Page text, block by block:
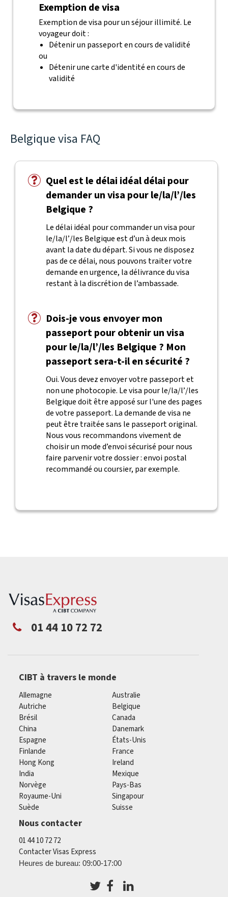
Exemption de visa
Exemption de visa pour un séjour illimité. Le
voyageur doit :
Détenir un passeport en cours de validité
ou
Détenir une carte d'identité en cours de
validité
Belgique visa FAQ
Quel est le délai idéal délai pour
demander un visa pour le/la/l’/les
Belgique ?
Le délai idéal pour commander un visa pour
le/la/l’/les Belgique est d’un à deux mois
avant la date du départ. Si vous ne disposez
pas de ce délai, nous pouvons traiter votre
demande en urgence, la délivrance du visa
restant à la discrétion de l’ambassade.
Dois-je vous envoyer mon
passeport pour obtenir un visa
pour le/la/l’/les Belgique ? Mon
passeport sera-t-il en sécurité ?
Oui. Vous devez envoyer votre passeport et
non une photocopie. Le visa pour le/la/l’/les
Belgique doit être apposé sur l'une des pages
de votre passeport. La demande de visa ne
peut être traitée sans le passeport original.
Nous vous recommandons vivement de
choisir un mode d’envoi sécurisé pour nous
faire parvenir votre dossier : envoi postal
recommandé ou coursier, par exemple.
01 44 10 72 72
CIBT à travers le monde
Allemagne
Australie
Autriche
Belgique
Brésil
Canada
China
Danemark
Espagne
États-Unis
Finlande
France
Hong Kong
Ireland
India
Mexique
Norvège
Pays-Bas
Royaume-Uni
Singapour
Suède
Suisse
Nous contacter
01 44 10 72 72
Contacter Visas Express
Heures de bureau: 09:00-17:00